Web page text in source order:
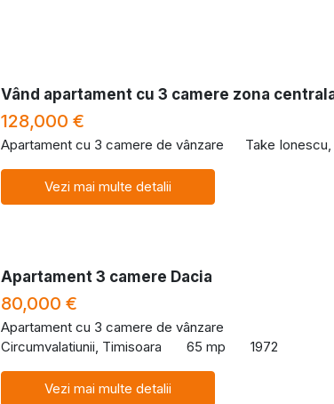
Vând apartament cu 3 camere zona
128,000 €
Apartament cu 3 camere de vânzare Take
Vezi mai multe detalii
Apartament 3 camere Dacia
80,000 €
Apartament cu 3 camere de vânzare
Circumvalatiunii, Timisoara
65 mp 1972
Vezi mai multe detalii